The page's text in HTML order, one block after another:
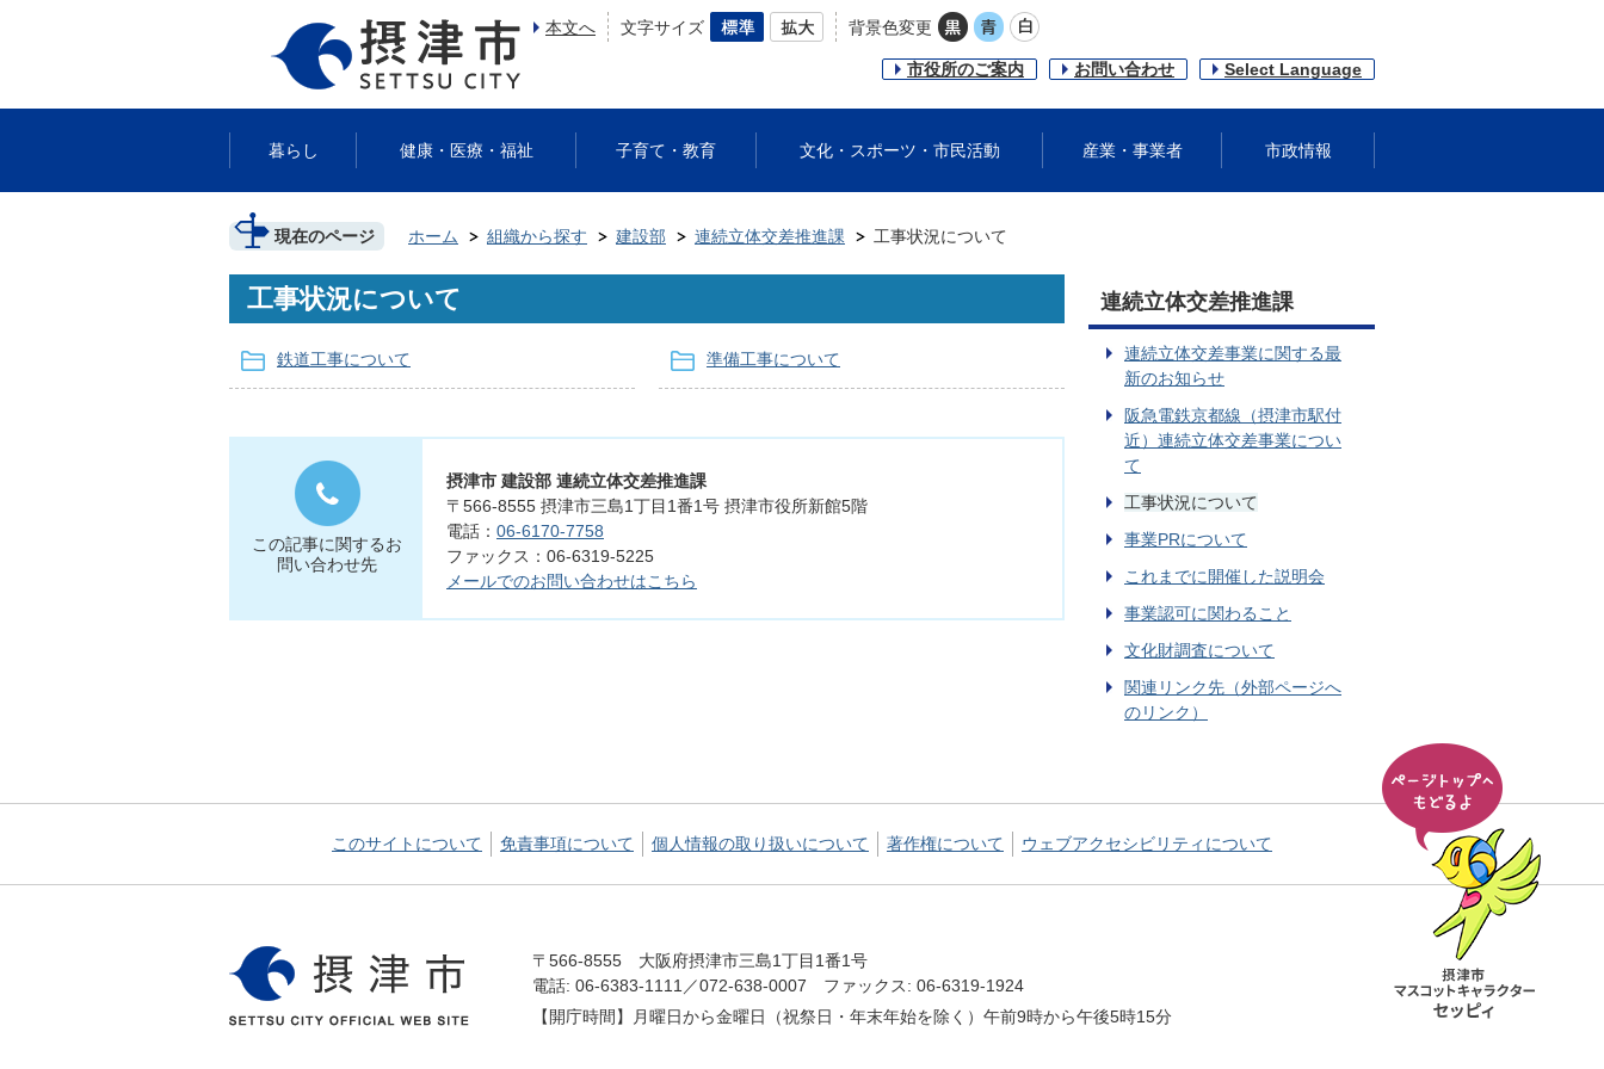
本文へ 文字サイズ 背景色変更
市役所のご案内 お問い合わせ Select Language
暮らし 健康・医療・福祉 子育て・教育 文化・スポーツ・市民活動 産業・事業者 市政情報
現在のページ ホーム 組織から探す 建設部 連続立体交差推進課 工事状況について
工事状況について
鉄道工事について 準備工事について
この記事に関するお
問い合わせ先
摂津市 建設部 連続立体交差推進課
〒566-8555 摂津市三島1丁目1番1号 摂津市役所新館5階
電話： 06-6170-7758
ファックス：06-6319-5225
メールでのお問い合わせはこちら
連続立体交差推進課
連続立体交差事業に関する最
新のお知らせ
阪急電鉄京都線（摂津市駅付
近）連続立体交差事業につい
て
工事状況について
事業PRについて
これまでに開催した説明会
事業認可に関わること
文化財調査について
関連リンク先（外部ページへ
のリンク）
このサイトについて 免責事項について 個人情報の取り扱いについて 著作権について ウェブアクセシビリティについて
〒566-8555 大阪府摂津市三島1丁目1番1号
電話: 06-6383-1111／072-638-0007 ファックス: 06-6319-1924
【開庁時間】月曜日から金曜日（祝祭日・年末年始を除く）午前9時から午後5時15分